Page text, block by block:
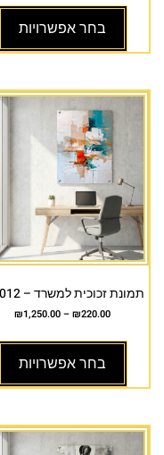
בחר אפשרויות
תמונת זכוכית למשרד – AU-012
₪220.00
–
₪1,250.00
בחר אפשרויות